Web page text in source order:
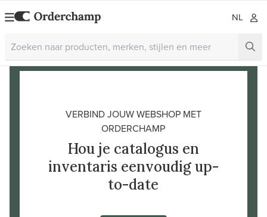
NL
VERBIND JOUW WEBSHOP MET
ORDERCHAMP
Hou je catalogus en
inventaris eenvoudig up-
to-date